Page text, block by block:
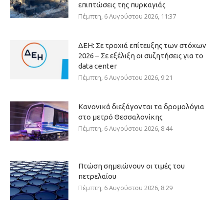
επιπτώσεις της πυρκαγιάς
Πέμπτη, 6 Αυγούστου 2026, 11:37
ΔΕΗ: Σε τροχιά επίτευξης των στόχων
2026 – Σε εξέλιξη οι συζητήσεις για το
data center
Πέμπτη, 6 Αυγούστου 2026, 9:21
Κανονικά διεξάγονται τα δρομολόγια
στο μετρό Θεσσαλονίκης
Πέμπτη, 6 Αυγούστου 2026, 8:44
Πτώση σημειώνουν οι τιμές του
πετρελαίου
Πέμπτη, 6 Αυγούστου 2026, 8:29